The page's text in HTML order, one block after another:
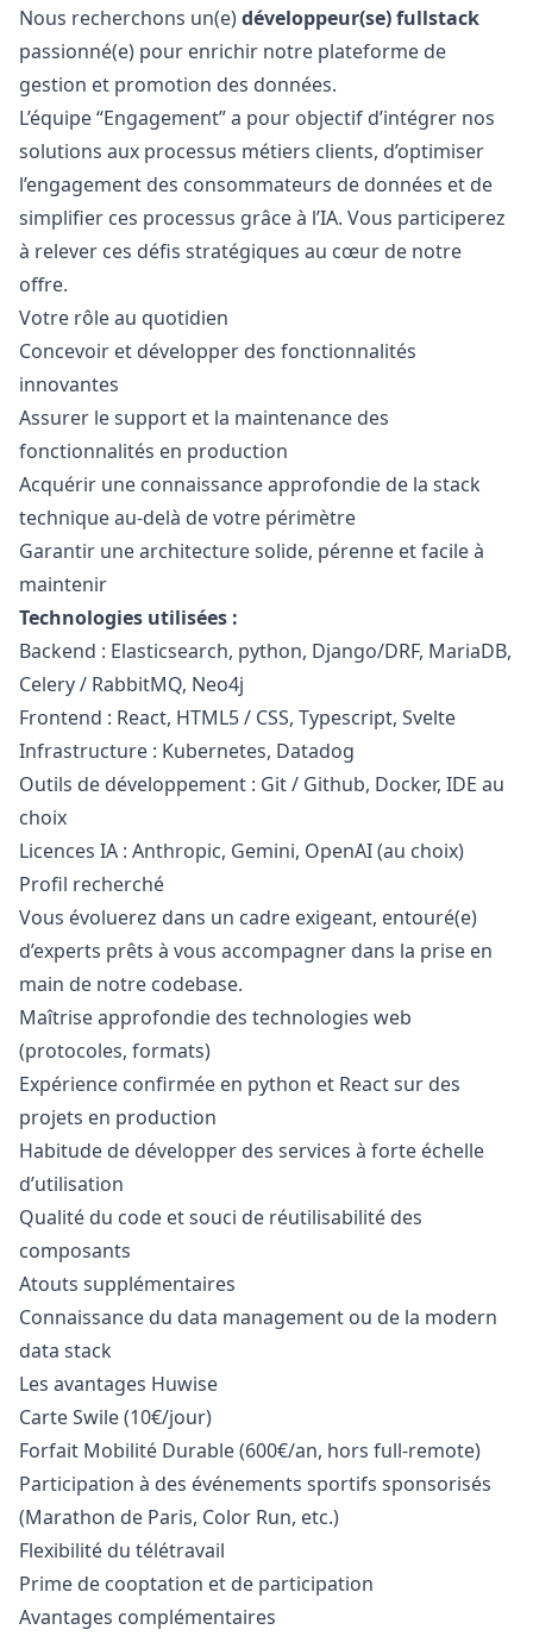
Nous recherchons un(e)développeur(se)fullstack
passionné(e) pour enrichir notre plateforme de
gestion et promotion des données.
L’équipe “Engagement” a pour objectif d’intégrer nos
solutions aux processus métiers clients, d’optimiser
l’engagement des consommateurs de données et de
simplifier ces processus grâce à l’IA. Vous participerez
à relever ces défis stratégiques au cœur de notre
offre.
Votre rôle au quotidien
Concevoir et développer des fonctionnalités
innovantes
Assurer le support et la maintenance des
fonctionnalités en production
Acquérir une connaissance approfondie de la stack
technique au-delà de votre périmètre
Garantir une architecture solide, pérenne et facile à
maintenir
Technologies utilisées :
Backend : Elasticsearch, python, Django/DRF, MariaDB,
Celery / RabbitMQ, Neo4j
Frontend : React, HTML5 / CSS, Typescript, Svelte
Infrastructure : Kubernetes, Datadog
Outils de développement : Git / Github, Docker, IDE au
choix
Licences IA : Anthropic, Gemini, OpenAI (au choix)
Profil recherché
Vous évoluerez dans un cadre exigeant, entouré(e)
d’experts prêts à vous accompagner dans la prise en
main de notre codebase.
Maîtrise approfondie des technologies web
(protocoles, formats)
Expérience confirmée en python et React sur des
projets en production
Habitude de développer des services à forte échelle
d’utilisation
Qualité du code et souci de réutilisabilité des
composants
Atouts supplémentaires
Connaissance du data management ou de la modern
data stack
Les avantages Huwise
Carte Swile (10€/jour)
Forfait Mobilité Durable (600€/an, hors full-remote)
Participation à des événements sportifs sponsorisés
(Marathon de Paris, Color Run, etc.)
Flexibilité du télétravail
Prime de cooptation et de participation
Avantages complémentaires